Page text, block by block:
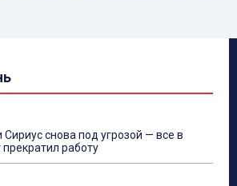
снова под угрозой — все в
работу